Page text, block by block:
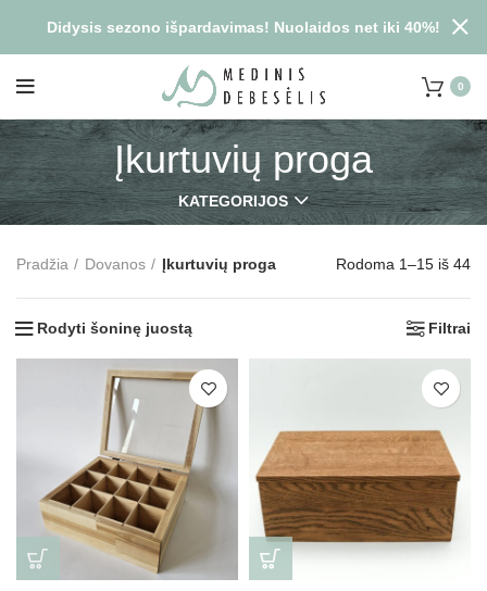
0
Įkurtuvių proga
KATEGORIJOS
Pradžia Dovanos Įkurtuvių proga Rodoma 1–15 iš 44
Rodyti šoninę juostą Filtrai
Didysis sezono išpardavimas! Nuolaidos net iki 40%!